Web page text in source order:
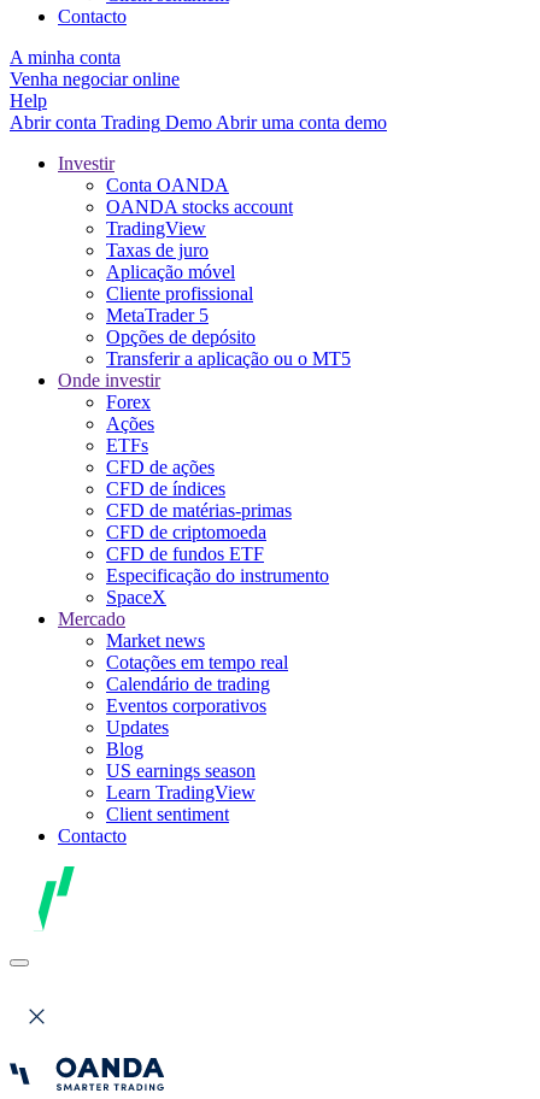
Contacto
A minha conta
Venha negociar online
Help
Abrir conta Trading Demo Abrir uma conta demo
Investir
Conta OANDA
OANDA stocks account
TradingView
Taxas de juro
Aplicação móvel
Cliente profissional
MetaTrader 5
Opções de depósito
Transferir a aplicação ou o MT5
Onde investir
Forex
Ações
ETFs
CFD de ações
CFD de índices
CFD de matérias-primas
CFD de criptomoeda
CFD de fundos ETF
Especificação do instrumento
SpaceX
Mercado
Market news
Cotações em tempo real
Calendário de trading
Eventos corporativos
Updates
Blog
US earnings season
Learn TradingView
Client sentiment
Contacto